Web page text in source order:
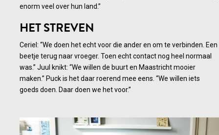
enorm veel over hun land.”
HET STREVEN
Ceriel: “We doen het echt voor die ander en om te verbinden. Een
beetje terug naar vroeger. Toen echt contact nog heel normaal
was.” Juul knikt: “We willen de buurt en Maastricht mooier
maken.” Puck is het daar roerend mee eens. “We willen iets
goeds doen. Daar doen we het voor.”